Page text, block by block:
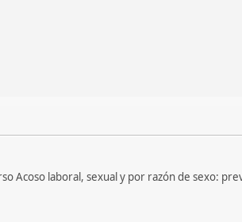
Acoso laboral, sexual y por razón de sexo: